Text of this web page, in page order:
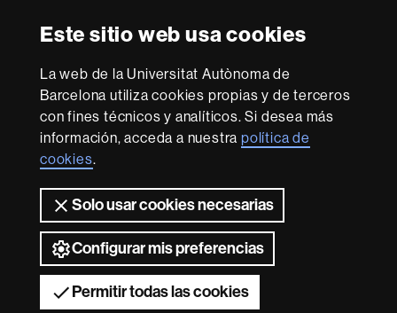
Este sitio web usa cookies
La web de la Universitat Autònoma de
Barcelona utiliza cookies propias y de terceros
con fines técnicos y analíticos. Si desea más
información, acceda a nuestrapolítica de
cookies.
Solo usar cookies necesarias
Configurar mis preferencias
Permitir todas las cookies
Excellence
Research
-
Euraxess
Con la financiación de
Sobre
esta
web Aviso legal Protección de datos
web Accesibilidad web Mapa del web UAB
2026 Universitat Autònoma de Barcelona